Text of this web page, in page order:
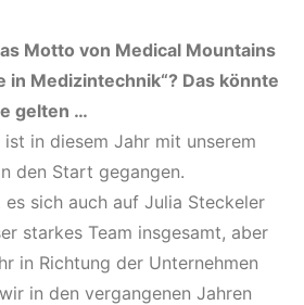
Motto von Medical Mountains
in Medizintechnik“? Das könnte
gelten …
in diesem Jahr mit unserem
den Start gegangen.
es sich auch auf Julia Steckeler
starkes Team insgesamt, aber
in Richtung der Unternehmen
in den vergangenen Jahren